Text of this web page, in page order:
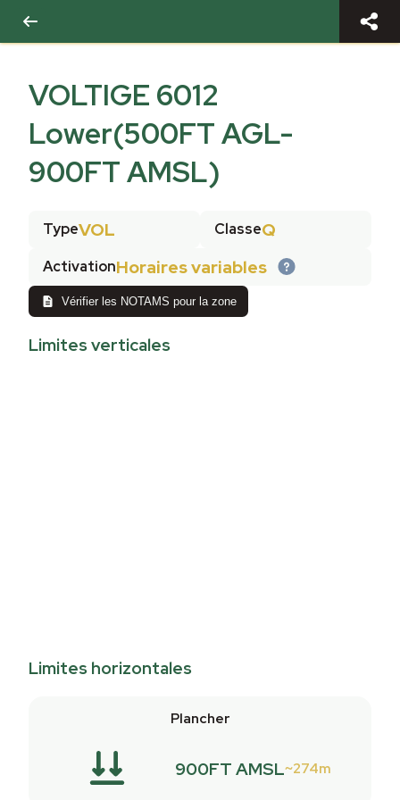
VOLTIGE 6012
Lower(500FT AGL-
900FT AMSL)
TypeVOL ClasseQ
ActivationHoraires variables
Vérifier les NOTAMS pour la zone
Limites verticales
Limites horizontales
Plancher
900FT AMSL 274m